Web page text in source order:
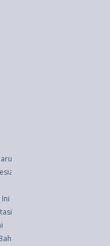
Pokok Dapur Ini